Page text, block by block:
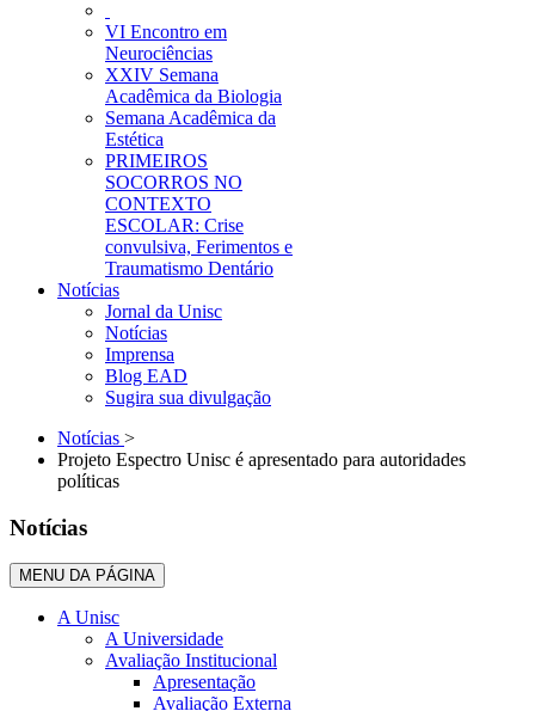
VI Encontro em
Neurociências
XXIV Semana
Acadêmica da Biologia
Semana Acadêmica da
Estética
PRIMEIROS
SOCORROS NO
CONTEXTO
ESCOLAR: Crise
convulsiva, Ferimentos e
Traumatismo Dentário
Notícias
Jornal da Unisc
Notícias
Imprensa
Blog EAD
Sugira sua divulgação
Notícias >
Projeto Espectro Unisc é apresentado para autoridades
políticas
Notícias
MENU DA PÁGINA
A Unisc
A Universidade
Avaliação Institucional
Apresentação
Avaliação Externa